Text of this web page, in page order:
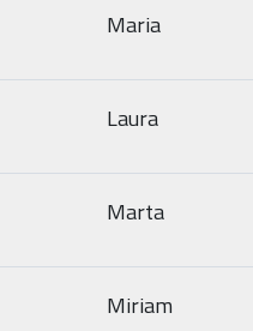
Maria
Laura
Marta
Miriam